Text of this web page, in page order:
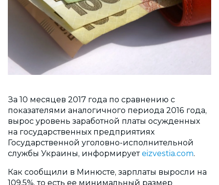
За 10 месяцев 2017 года по сравнению с
показателями аналогичного периода 2016 года,
вырос уровень заработной платы осужденных
на государственных предприятиях
Государственной уголовно-исполнительной
службы Украины, информируетеizvestia.com.
Как сообщили в Минюсте, зарплаты выросли на
109,5%, то есть ее минимальный размер